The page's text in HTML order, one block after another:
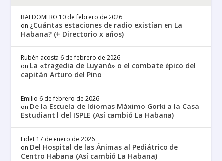
BALDOMERO 10 de febrero de 2026
on ¿Cuántas estaciones de radio existían en La
Habana? (+ Directorio x años)
Rubén acosta 6 de febrero de 2026
on La «tragedia de Luyanó» o el combate épico del
capitán Arturo del Pino
Emilio 6 de febrero de 2026
on De la Escuela de Idiomas Máximo Gorki a la Casa
Estudiantil del ISPLE (Así cambió La Habana)
Lidet 17 de enero de 2026
on Del Hospital de las Ánimas al Pediátrico de
Centro Habana (Así cambió La Habana)